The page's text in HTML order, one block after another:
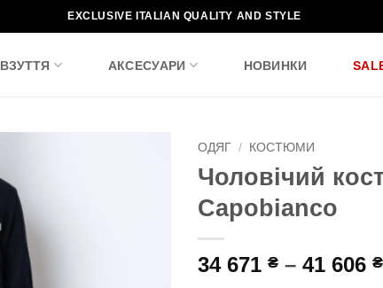
EXCLUSIVE ITALIAN QUALITY AND STYLE
ВЗУТТЯ АКСЕСУАРИ НОВИНКИ
ОДЯГ / КОСТЮМИ
Чоловічий
Capobianco
34 671 ₴ – 41 606 ₴